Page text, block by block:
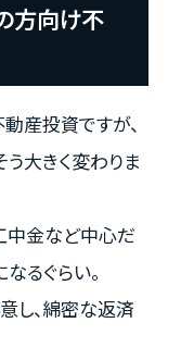
方向け不
産投資ですが、
大きく変わりま
中金など中心だ
るぐらい。
し、綿密な返済